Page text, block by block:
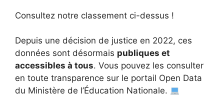
Consultez notre classement ci-dessus !
Depuis une décision de justice en 2022, ces
données sont désormais publiques et
accessibles à tous. Vous pouvez les consulter
en toute transparence sur le portail Open Data
du Ministère de l’Éducation Nationale.